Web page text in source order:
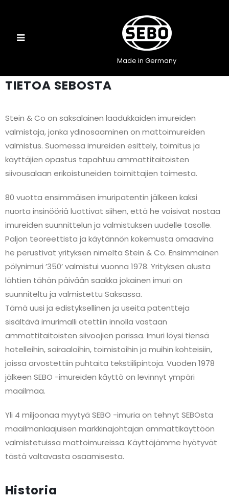
Made in Germany
TIETOA SEBOSTA
Stein & Co on saksalainen laadukkaiden imureiden
valmistaja, jonka ydinosaaminen on mattoimureiden
valmistus. Suomessa imureiden esittely, toimitus ja
käyttäjien opastus tapahtuu ammattitaitoisten
siivousalaan erikoistuneiden toimittajien toimesta.
80 vuotta ensimmäisen imuripatentin jälkeen kaksi
nuorta insinööriä luottivat siihen, että he voisivat nostaa
imureiden suunnittelun ja valmistuksen uudelle tasolle.
Paljon teoreettista ja käytännön kokemusta omaavina
he perustivat yrityksen nimeltä Stein & Co. Ensimmäinen
pölynimuri ’350’ valmistui vuonna 1978. Yrityksen alusta
lähtien tähän päivään saakka jokainen imuri on
suunniteltu ja valmistettu Saksassa.
Tämä uusi ja edistyksellinen ja useita patentteja
sisältävä imurimalli otettiin innolla vastaan
ammattitaitoisten siivoojien parissa. Imuri löysi tiensä
hotelleihin, sairaaloihin, toimistoihin ja muihin kohteisiin,
joissa arvostettiin puhtaita tekstiilipintoja. Vuoden 1978
jälkeen SEBO -imureiden käyttö on levinnyt ympäri
maailmaa.
Yli 4 miljoonaa myytyä SEBO -imuria on tehnyt SEBOsta
maailmanlaajuisen markkinajohtajan ammattikäyttöön
valmistetuissa mattoimureissa. Käyttäjämme hyötyvät
tästä valtavasta osaamisesta.
Historia